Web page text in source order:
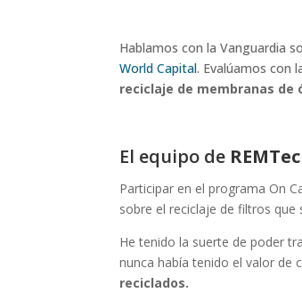
Hablamos con la Vanguardia
World Capital. Evalúamos con
reciclaje de membranas de
El equipo de
Participar en el programa On
sobre el reciclaje de filtros que
He tenido la suerte de poder
nunca había tenido el valor de
reciclados.